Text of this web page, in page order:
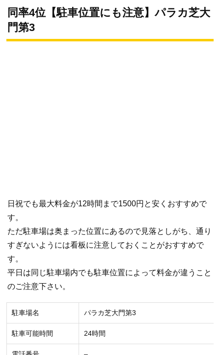
同率4位【駐車位置にも注意】パラカ芝大
門第3
日祝でも最大料金が12時間まで1500円と安くおすすめで
す。
ただ駐車場は奥まった位置にあるので見落としがち、通り
すぎないようには看板に注意しておくことがおすすめで
す。
平日は同じ駐車場内でも駐車位置によって料金が違うこと
のご注意下さい。
駐車場名 パラカ芝大門第3
駐車可能時間 24時間